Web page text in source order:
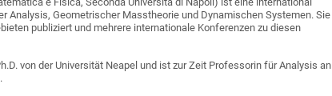
Analysis, Geometrischer Masstheorie und Dynamischen Systemen. Sie
publiziert und mehrere internationale Konferenzen zu diesen
von der Universität Neapel und ist zur Zeit Professorin für Analysis an